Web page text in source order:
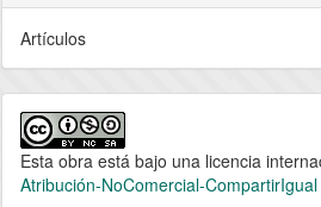
Artículos
Esta obra está bajo una licencia
Atribución-NoComercial-CompartirIgual